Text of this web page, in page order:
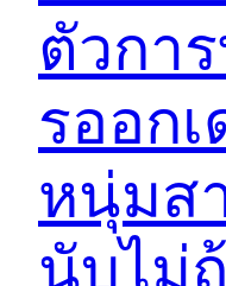
ตัวกา
รออก
หนุ่มส
นับไม่